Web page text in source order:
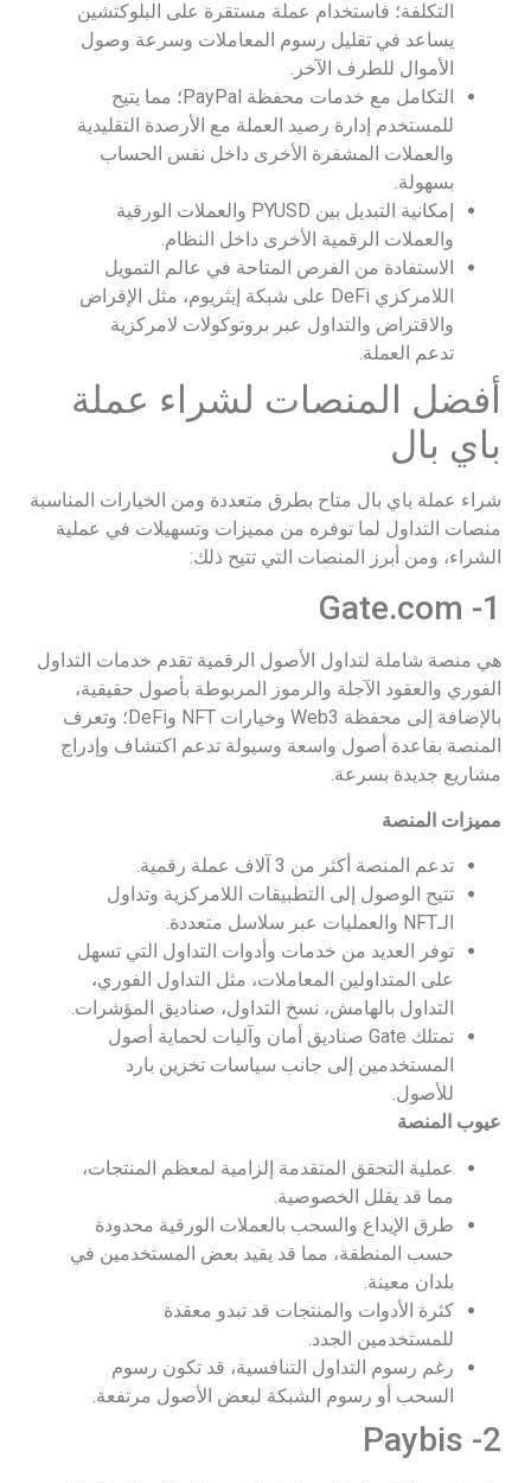
التكلفة؛ فاستخدام عملة مستقرة على البلوكتشين
يساعد في تقليل رسوم المعاملات وسرعة وصول
الأموال للطرف الآخر.
التكامل مع خدمات محفظة PayPal؛ مما يتيح
للمستخدم إدارة رصيد العملة مع الأرصدة التقليدية
والعملات المشفرة الأخرى داخل نفس الحساب
بسهولة.
إمكانية التبديل بين PYUSD والعملات الورقية
والعملات الرقمية الأخرى داخل النظام.
الاستفادة من الفرص المتاحة في عالم التمويل
اللامركزي DeFi على شبكة إيثريوم، مثل الإقراض
والاقتراض والتداول عبر بروتوكولات لامركزية
تدعم العملة.
أفضل المنصات لشراء عملة
باي بال
شراء عملة باي بال متاح بطرق متعددة ومن الخيارات المناسبة
منصات التداول لما توفره من مميزات وتسهيلات في عملية
الشراء، ومن أبرز المنصات التي تتيح ذلك:
1- Gate.com
هي منصة شاملة لتداول الأصول الرقمية تقدم خدمات التداول
الفوري والعقود الآجلة والرموز المربوطة بأصول حقيقية،
بالإضافة إلى محفظة Web3 وخيارات NFT وDeFi؛ وتعرف
المنصة بقاعدة أصول واسعة وسيولة تدعم اكتشاف وإدراج
مشاريع جديدة بسرعة.​
مميزات المنصة
تدعم المنصة أكثر من 3 آلاف عملة رقمية.
تتيح الوصول إلى التطبيقات اللامركزية وتداول
الـNFT والعمليات عبر سلاسل متعددة.
توفر العديد من خدمات وأدوات التداول التي تسهل
على المتداولين المعاملات، مثل التداول الفوري،
التداول بالهامش، نسخ التداول، صناديق المؤشرات.
تمتلك Gate صناديق أمان وآليات لحماية أصول
المستخدمين إلى جانب سياسات تخزين بارد
للأصول.
عيوب المنصة
عملية التحقق المتقدمة إلزامية لمعظم المنتجات،
مما قد يقلل الخصوصية.
طرق الإيداع والسحب بالعملات الورقية محدودة
حسب المنطقة، مما قد يقيد بعض المستخدمين في
بلدان معينة.
كثرة الأدوات والمنتجات قد تبدو معقدة
للمستخدمين الجدد.
رغم رسوم التداول التنافسية، قد تكون رسوم
السحب أو رسوم الشبكة لبعض الأصول مرتفعة.
2- Paybis